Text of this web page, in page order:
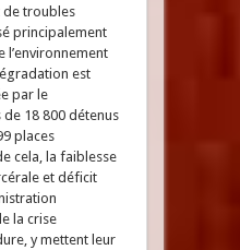
de troubles
principalement
est
par le
18 800 détenus
places
cela, la faiblesse
et déficit
la crise
y mettent leur